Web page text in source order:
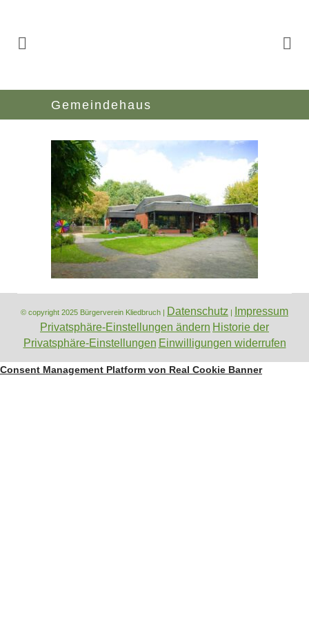
Gemeindehaus
© copyright 2025 Bürgerverein Kliedbruch | Datenschutz
Impressum
Privatsphäre-Einstellungen ändern Historie der
Privatsphäre-Einstellungen Einwilligungen widerrufen
Consent Management Platform von Real Cookie Banner